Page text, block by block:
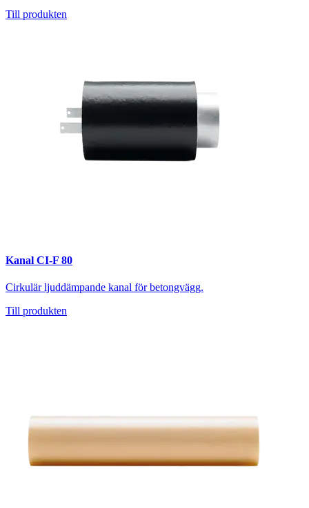
Till produkten
Kanal CI-F 80
Cirkulär ljuddämpande kanal för betongvägg.
Till produkten